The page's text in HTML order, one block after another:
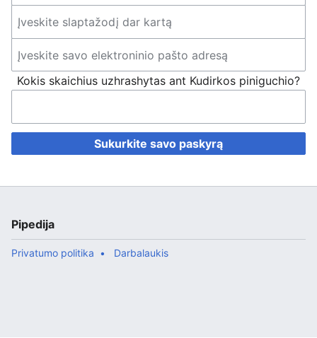
Kokis skaichius uzhrashytas ant Kudirkos piniguchio?
Sukurkite savo paskyrą
Pipedija
Privatumo politika Darbalaukis